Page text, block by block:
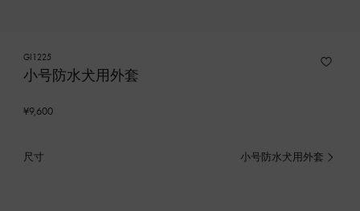
GI1225
小号防水犬用外套
¥9,600
尺寸 小号防水犬用外套
已